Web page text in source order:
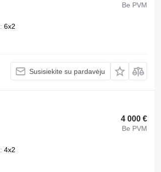
Be PVM
6x2
Susisiekite su pardavėju
4 000 €
Be PVM
4x2